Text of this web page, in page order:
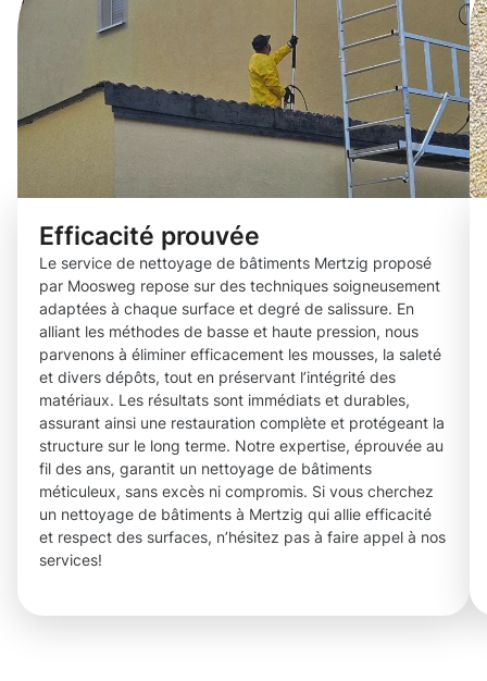
Efficacité prouvée
Le service de nettoyage de bâtiments Mertzig proposé
par Moosweg repose sur des techniques soigneusement
adaptées à chaque surface et degré de salissure. En
alliant les méthodes de basse et haute pression, nous
parvenons à éliminer efficacement les mousses, la saleté
et divers dépôts, tout en préservant l’intégrité des
matériaux. Les résultats sont immédiats et durables,
assurant ainsi une restauration complète et protégeant la
structure sur le long terme. Notre expertise, éprouvée au
fil des ans, garantit un nettoyage de bâtiments
méticuleux, sans excès ni compromis. Si vous cherchez
un nettoyage de bâtiments à Mertzig qui allie efficacité
et respect des surfaces, n’hésitez pas à faire appel à nos
services!